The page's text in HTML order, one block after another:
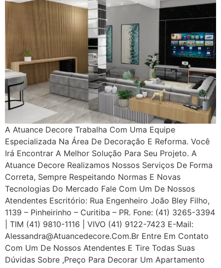
A Atuance Decore Trabalha Com Uma Equipe
Especializada Na Área De Decoração E Reforma. Você
Irá Encontrar A Melhor Solução Para Seu Projeto. A
Atuance Decore Realizamos Nossos Serviços De Forma
Correta, Sempre Respeitando Normas E Novas
Tecnologias Do Mercado Fale Com Um De Nossos
Atendentes Escritório: Rua Engenheiro João Bley Filho,
1139 – Pinheirinho – Curitiba – PR. Fone: (41) 3265-3394
| TIM (41) 9810-1116 | VIVO (41) 9122-7423 E-Mail:
Alessandra@atuancedecore.com.br Entre Em Contato
Com Um De Nossos Atendentes E Tire Todas Suas
Dúvidas Sobre ,Preço Para Decorar Um Apartamento